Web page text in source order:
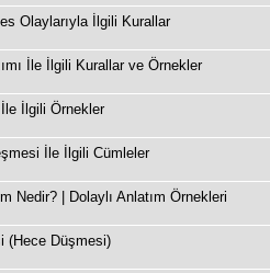
Olaylarıyla İlgili Kurallar
İle İlgili Kurallar ve Örnekler
İlgili Örnekler
İle İlgili Cümleler
Nedir? | Dolaylı Anlatım Örnekleri
(Hece Düşmesi)